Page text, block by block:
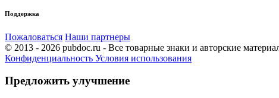
Поддержка
Пожаловаться Наши партнеры
© 2013 - 2026 pubdoc.ru - Все товарные знаки и авторские
Конфиденциальность Условия использования
Предложить улучшение